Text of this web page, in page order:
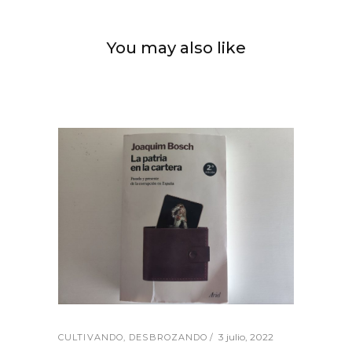
You may also like
CULTIVANDO, DESBROZANDO 3 julio, 2022